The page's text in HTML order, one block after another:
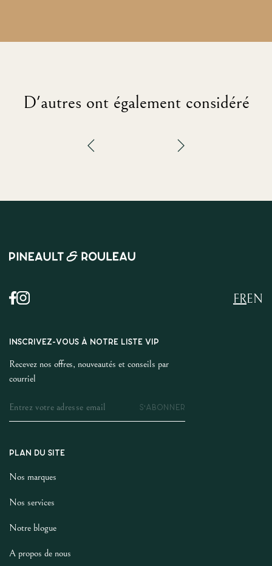
D'autres ont également considéré
EN
FR
INSCRIVEZ-VOUS À NOTRE LISTE VIP
Recevez nos offres, nouveautés et conseils par
courriel
S'ABONNER
PLAN DU SITE
Nos marques
Nos services
Notre blogue
A propos de nous